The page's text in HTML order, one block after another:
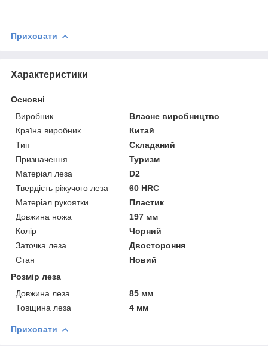
Приховати
Характеристики
Основні
Виробник
Власне виробництво
Країна виробник
Китай
Тип
Складаний
Призначення
Туризм
Матеріал леза
D2
Твердість ріжучого леза
60 HRC
Матеріал рукоятки
Пластик
Довжина ножа
197 мм
Колір
Чорний
Заточка леза
Двостороння
Стан
Новий
Розмір леза
Довжина леза
85 мм
Товщина леза
4 мм
Приховати